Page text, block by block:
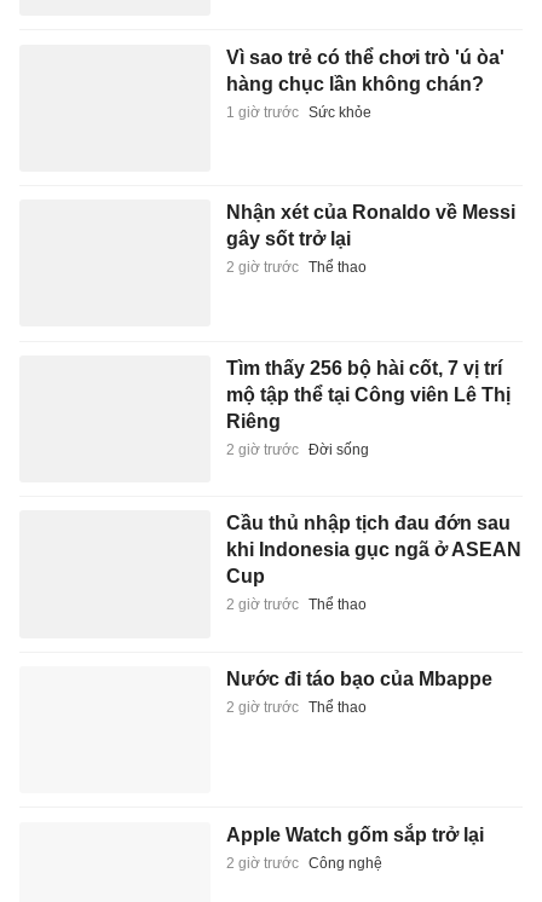
Vì sao trẻ có thể chơi trò 'ú òa'
hàng chục lần không chán?
1 giờ trước Sức khỏe
Nhận xét của Ronaldo về Messi
gây sốt trở lại
2 giờ trước Thể thao
Tìm thấy 256 bộ hài cốt, 7 vị trí
mộ tập thể tại Công viên Lê Thị
Riêng
2 giờ trước Đời sống
Cầu thủ nhập tịch đau đớn sau
khi Indonesia gục ngã ở ASEAN
Cup
2 giờ trước Thể thao
Nước đi táo bạo của Mbappe
2 giờ trước Thể thao
Apple Watch gốm sắp trở lại
2 giờ trước Công nghệ